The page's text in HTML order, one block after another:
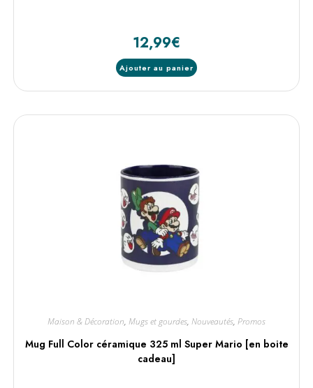
12,99€
Ajouter au panier
Maison & Décoration, Mugs et gourdes, Nouveautés, Promos
Mug Full Color céramique 325 ml Super Mario [en boite
cadeau]